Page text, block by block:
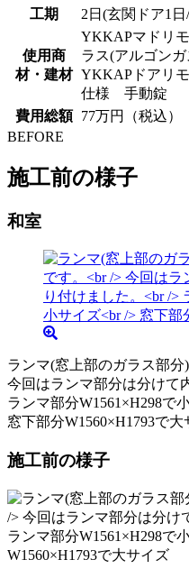
工期
2日(玄関ドア1
使用商
材・建材
YKKAPマドリ
ラス(アルゴン
YKKAPドアリ
仕様 手動錠
費用総額
77万円（税込）
BEFORE
施工前の様子
和室
ランマ(窓上部のガラス部分
今回はランマ部分は分けて
ランマ部分W1561×H298で
窓下部分W1560×H1793で大
施工前の様子